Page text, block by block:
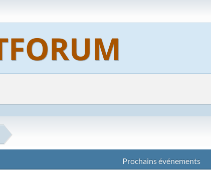
Prochains événements